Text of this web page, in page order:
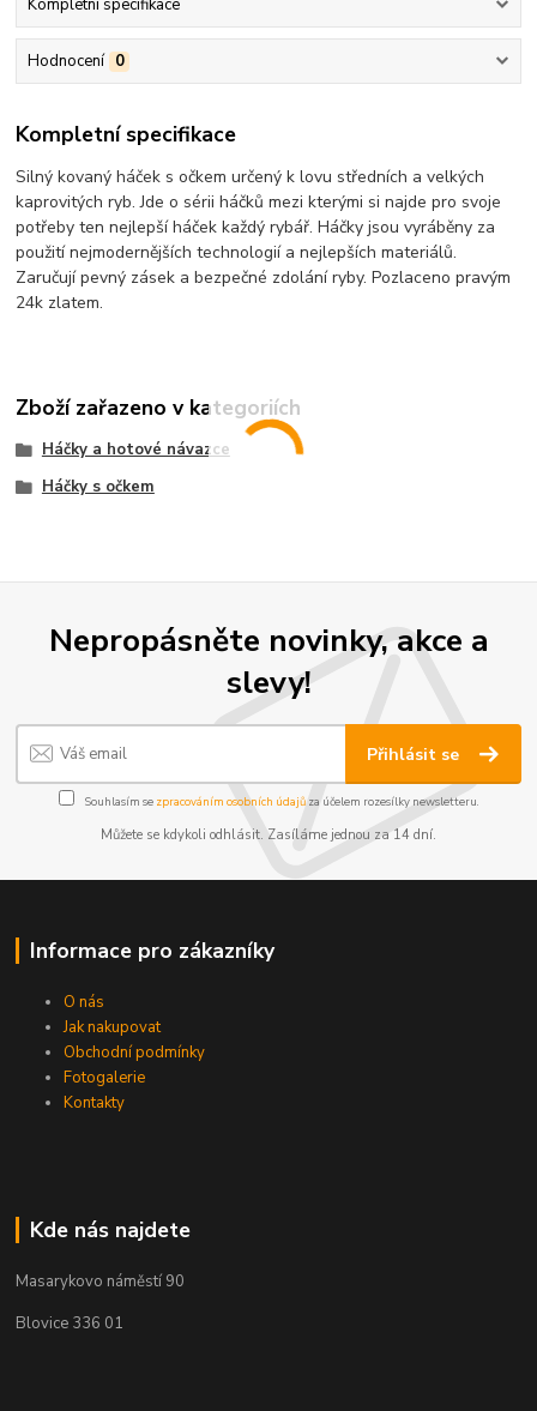
Kompletní specifikace
Hodnocení 0
Kompletní specifikace
Silný kovaný háček s očkem určený k lovu středních a velkých
kaprovitých ryb. Jde o sérii háčků mezi kterými si najde pro svoje
potřeby ten nejlepší háček každý rybář. Háčky jsou vyráběny za
použití nejmodernějších technologií a nejlepších materiálů.
Zaručují pevný zásek a bezpečné zdolání ryby. Pozlaceno pravým
24k zlatem.
Zboží zařazeno v kategoriích
Háčky a hotové návazce
Háčky s očkem
Nepropásněte novinky, akce a
slevy!
Přihlásit se
Souhlasím se zpracováním osobních údajůza účelem rozesílky newsletteru.
Můžete se kdykoli odhlásit. Zasíláme jednou za 14 dní.
Informace pro zákazníky
O nás
Jak nakupovat
Obchodní podmínky
Fotogalerie
Kontakty
Kde nás najdete
Masarykovo náměstí 90
Blovice 336 01